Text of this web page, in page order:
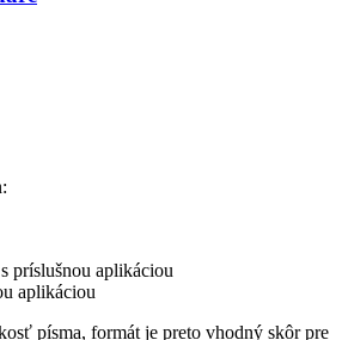
príslušnou aplikáciou
aplikáciou
písma, formát je preto vhodný skôr pre